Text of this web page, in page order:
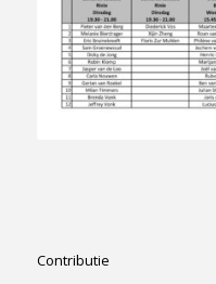
Contributie